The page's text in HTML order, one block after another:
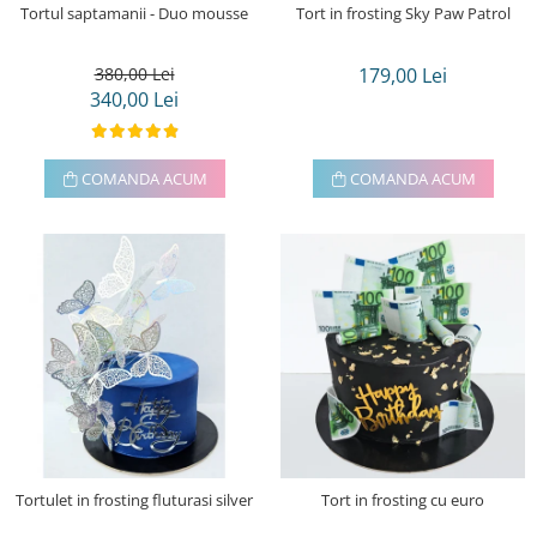
Tortul saptamanii - Duo mousse
380,00 Lei
340,00 Lei
COMANDA ACUM
Tort in frosting Sky Paw Patrol
179,00 Lei
COMANDA ACUM
Tortulet in frosting fluturasi silver Tort in frosting cu euro